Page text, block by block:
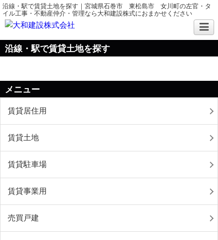
沿線・駅で賃貸土地を探す｜宮城県石巻市 東松島市 女川町の左官・タ
イル工事・不動産仲介・管理なら大和建設株式におまかせください
沿線・駅で賃貸土地を探す
メニュー
賃貸居住用
賃貸土地
賃貸駐車場
賃貸事業用
売買戸建